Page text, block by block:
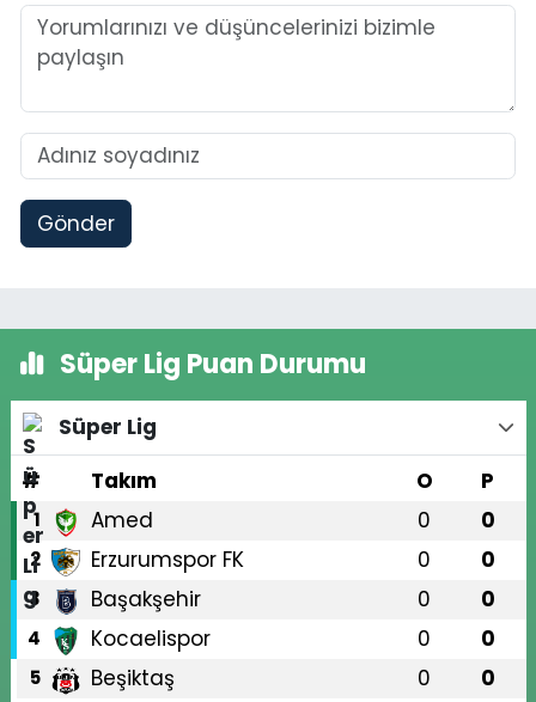
Gönder
Süper Lig Puan Durumu
Süper Lig
#
Takım O P
1 Amed 0 0
2 Erzurumspor FK 0 0
3 Başakşehir 0 0
4 Kocaelispor 0 0
5 Beşiktaş 0 0